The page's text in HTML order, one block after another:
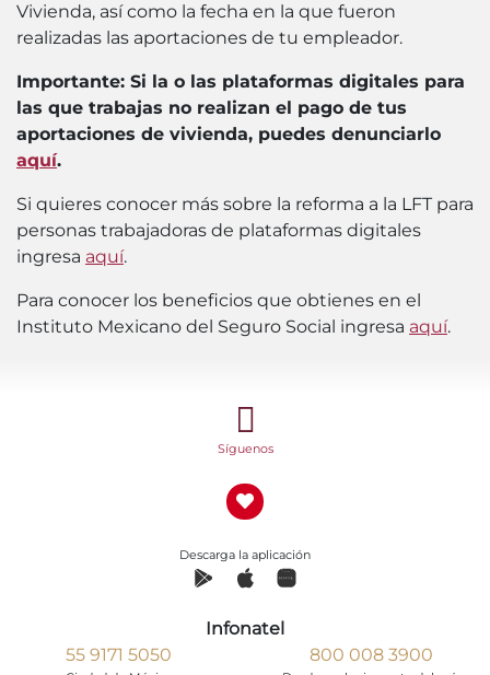
Vivienda, así como la fecha en la que fueron
realizadas las aportaciones de tu empleador.
Importante: Si la o las plataformas digitales para
las que trabajas no realizan el pago de tus
aportaciones de vivienda, puedes denunciarlo
aquí.
Si quieres conocer más sobre la reforma a la LFT para
personas trabajadoras de plataformas digitales
ingresa aquí.
Para conocer los beneficios que obtienes en el
Instituto Mexicano del Seguro Social ingresa aquí.
Síguenos
Descarga la aplicación
Infonatel
55 9171 5050
800 008 3900